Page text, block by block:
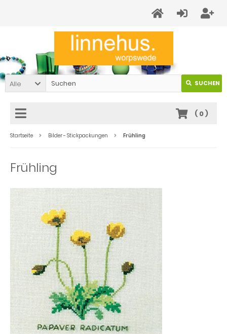
Alle SUCHEN
( 0)
Startseite Bilder - Stickpackungen Frühling
Frühling